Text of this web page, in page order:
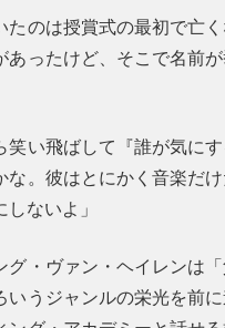
たのは授賞式の最初で亡
あったけど、そこで名前
笑い飛ばして『誰が気に
な。彼はとにかく音楽だ
ないよ」
グ・ヴァン・ヘイレンは
いうジャンルの栄光を前